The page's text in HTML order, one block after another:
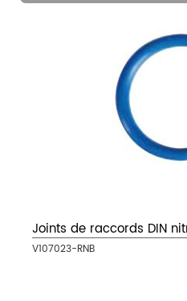
Joints de raccords DIN
V107023-RNB